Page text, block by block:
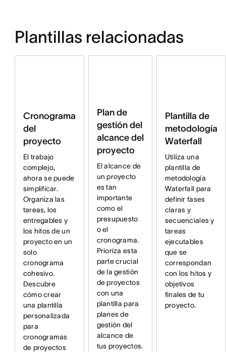
Plantillas relacionadas
Cronograma
del
proyecto
El trabajo
complejo,
ahora se puede
simplificar.
Organiza las
tareas, los
entregables y
los hitos de un
proyecto en un
solo
cronograma
cohesivo.
Descubre
cómo crear
una plantilla
personalizada
para
cronogramas
de proyectos
Plan de
gestión del
alcance del
proyecto
El alcance de
un proyecto
es tan
importante
como el
presupuesto
o el
cronograma.
Prioriza esta
parte crucial
de la gestión
de proyectos
con una
plantilla para
planes de
gestión del
alcance de
tus proyectos.
Plantilla de
metodología
Waterfall
Utiliza una
plantilla de
metodología
Waterfall para
definir fases
claras y
secuenciales y
tareas
ejecutables
que se
correspondan
con los hitos y
objetivos
finales de tu
proyecto.